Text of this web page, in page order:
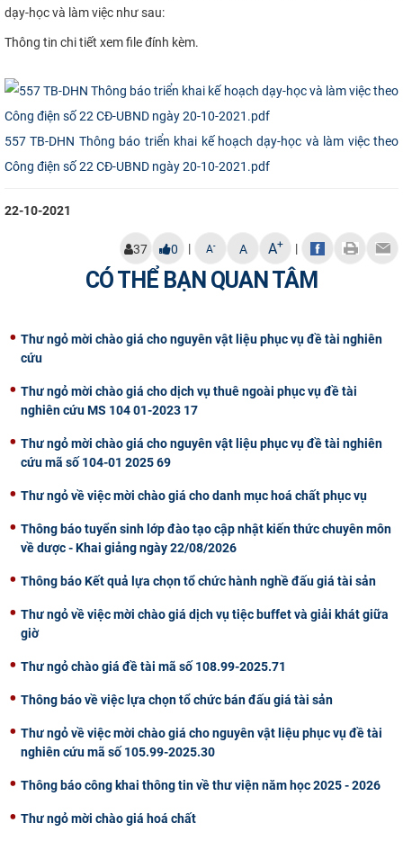
CỰU NGƯỜI HỌC
dạy-học và làm việc như sau:
Thông tin chi tiết xem file đính kèm.
557 TB-DHN Thông báo triển khai kế hoạch dạy-học và làm việc theo
Công điện số 22 CĐ-UBND ngày 20-10-2021.pdf
22-10-2021
37 0 | A- A A+ |
CÓ THỂ BẠN QUAN TÂM
Thư ngỏ mời chào giá cho nguyên vật liệu phục vụ đề tài nghiên
cứu
Thư ngỏ mời chào giá cho dịch vụ thuê ngoài phục vụ đề tài
nghiên cứu MS 104 01-2023 17
Thư ngỏ mời chào giá cho nguyên vật liệu phục vụ đề tài nghiên
cứu mã số 104-01 2025 69
Thư ngỏ về việc mời chào giá cho danh mục hoá chất phục vụ
Thông báo tuyển sinh lớp đào tạo cập nhật kiến thức chuyên môn
về dược - Khai giảng ngày 22/08/2026
Thông báo Kết quả lựa chọn tổ chức hành nghề đấu giá tài sản
Thư ngỏ về việc mời chào giá dịch vụ tiệc buffet và giải khát giữa
giờ
Thư ngỏ chào giá đề tài mã số 108.99-2025.71
Thông báo về việc lựa chọn tổ chức bán đấu giá tài sản
Thư ngỏ về việc mời chào giá cho nguyên vật liệu phục vụ đề tài
nghiên cứu mã số 105.99-2025.30
Thông báo công khai thông tin về thư viện năm học 2025 - 2026
Thư ngỏ mời chào giá hoá chất